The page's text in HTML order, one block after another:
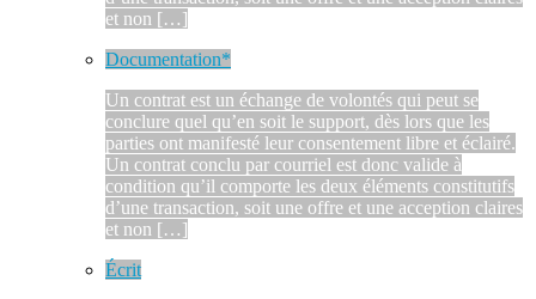
et non […]
Documentation*
Un contrat est un échange de volontés qui peut se
conclure quel qu’en soit le support, dès lors que les
parties ont manifesté leur consentement libre et éclairé.
Un contrat conclu par courriel est donc valide à
condition qu’il comporte les deux éléments constitutifs
d’une transaction, soit une offre et une acception claires
et non […]
Écrit